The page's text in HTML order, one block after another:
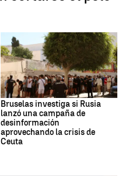
Bruselas investiga si Rusia
lanzó una campaña de
desinformación
aprovechando la crisis de
Ceuta